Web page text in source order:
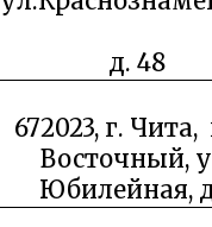
д. 48
672023, г. Чита,
Восточный,
Юбилейная,